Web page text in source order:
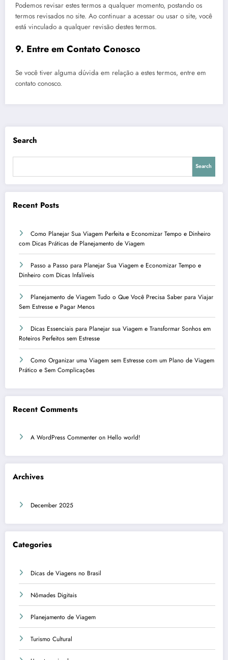
Podemos revisar estes termos a qualquer momento, postando os
termos revisados no site. Ao continuar a acessar ou usar o site, você
está vinculado a qualquer revisão destes termos.
9. Entre em Contato Conosco
Se você tiver alguma dúvida em relação a estes termos, entre em
contato conosco.
Search
Search
Recent Posts
Como Planejar Sua Viagem Perfeita e Economizar Tempo e Dinheiro
com Dicas Práticas de Planejamento de Viagem
Passo a Passo para Planejar Sua Viagem e Economizar Tempo e
Dinheiro com Dicas Infalíveis
Planejamento de Viagem Tudo o Que Você Precisa Saber para Viajar
Sem Estresse e Pagar Menos
Dicas Essenciais para Planejar sua Viagem e Transformar Sonhos em
Roteiros Perfeitos sem Estresse
Como Organizar uma Viagem sem Estresse com um Plano de Viagem
Prático e Sem Complicações
Recent Comments
A WordPress Commenter on Hello world!
Archives
December 2025
Categories
Dicas de Viagens no Brasil
Nômades Digitais
Planejamento de Viagem
Turismo Cultural